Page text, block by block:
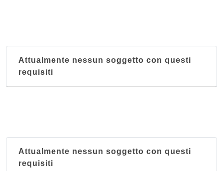
Al Vecchio Carlino
Alfredo sull'Arno
via dei Bardi 46/r, Firenze
Attualmente nessun soggetto con questi
requisiti
Attualmente nessun soggetto con questi
requisiti